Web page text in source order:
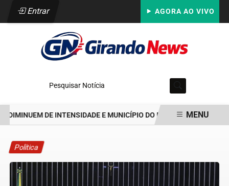
Entrar AGORA AO VIVO
Pesquisar Notícia
DE INTENSIDADE E MUNICÍPIO DO RIO VOLTA AO ESTÁGIO
MENU
Política